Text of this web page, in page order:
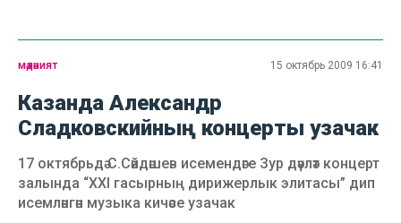
мәдәният 15 октябрь 2009 16:41
Казанда Александр
Сладковскийның концерты узачак
17 октябрьдә С.Сәйдәшев исемендәге Зур дәүләт концерт
залында “XXI гасырның дирижерлык элитасы” дип
исемләнгән музыка кичәсе узачак